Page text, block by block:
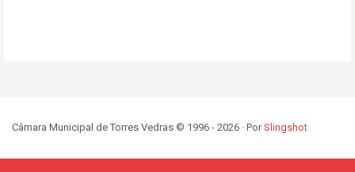
Câmara Municipal de Torres Vedras © 1996 - 2026 · PorSlingshot